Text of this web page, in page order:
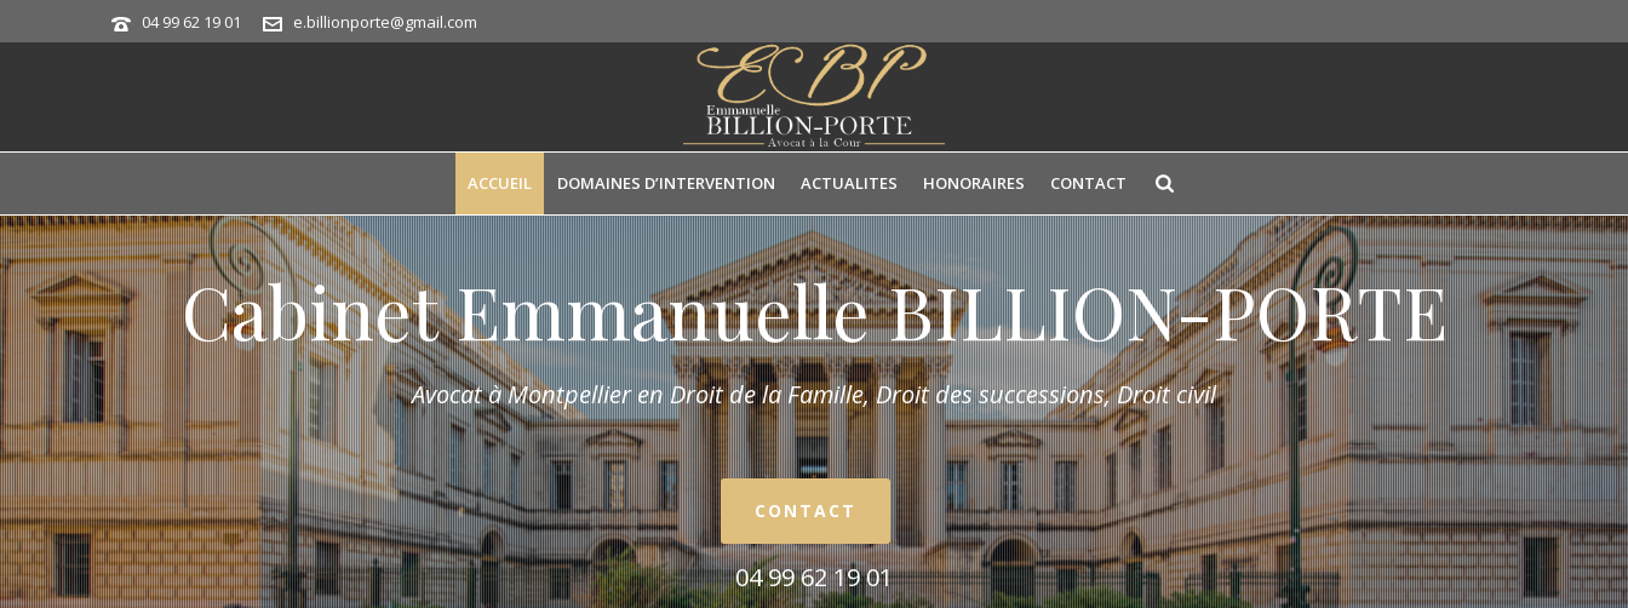
04 99 62 19 01 e.billionporte@gmail.com
ACCUEIL DOMAINES D’INTERVENTION ACTUALITES HONORAIRES CONTACT
Cabinet Emmanuelle BILLION-PORTE
Avocat à Montpellier en Droit de la Famille,Droit des successions, Droit civil
CONTACT
04 99 62 19 01